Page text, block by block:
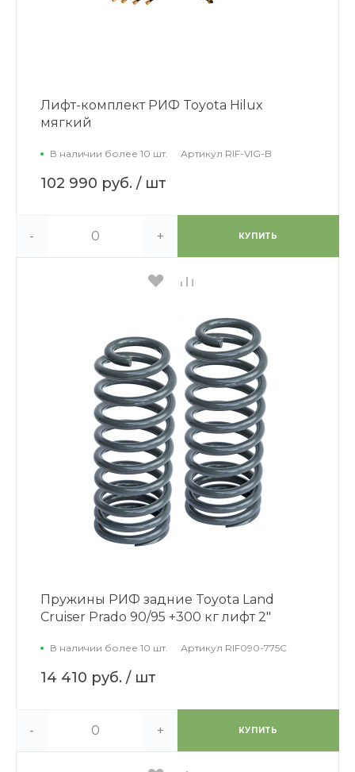
Лифт-комплект РИФ Toyota Hilux
мягкий
В наличии более 10 шт. Артикул RIF-VIG-B
102 990 руб. / шт
- + КУПИТЬ
Пружины РИФ задние Toyota Land
Cruiser Prado 90/95 +300 кг лифт 2"
В наличии более 10 шт. Артикул RIF090-775C
14 410 руб. / шт
- + КУПИТЬ